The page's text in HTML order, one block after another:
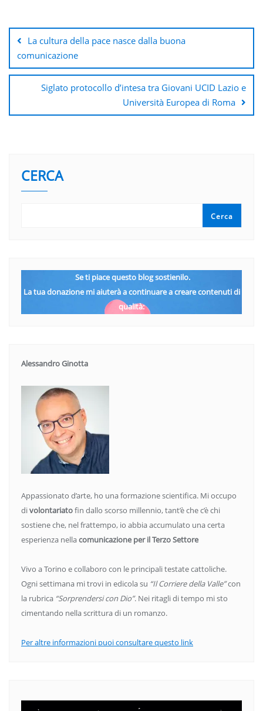
articoli
La cultura della pace nasce dalla buona
comunicazione
Siglato protocollo d’intesa tra Giovani UCID Lazio e
Università Europea di Roma
CERCA
Cerca
Se ti piace questo blog sostienilo.
La tua donazione mi aiuterà a continuare a creare contenuti di
qualità:
Alessandro Ginotta
Appassionato d’arte, ho una formazione scientifica. Mi occupo
divolontariatofin dallo scorso millennio, tant’è che c’è chi
sostiene che, nel frattempo, io abbia accumulato una certa
esperienza nellacomunicazione per il Terzo Settore
Vivo a Torino e collaboro con le principali testate cattoliche.
Ogni settimana mi trovi in edicola su “Il Corriere della Valle”con
la rubrica “Sorprendersi con Dio”. Nei ritagli di tempo mi sto
cimentando nella scrittura di un romanzo.
Per altre informazioni puoi consultare questo link